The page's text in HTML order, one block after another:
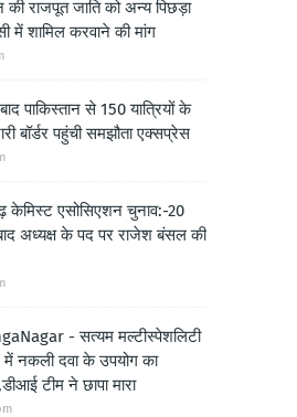
की राजपूत जाति को अन्य पिछड़ा
में शामिल करवाने की मांग
पाकिस्तान से 150 यात्रियों के
बॉर्डर पहुंची समझौता एक्सप्रेस
केमिस्ट एसोसिएशन चुनाव:-20
अध्यक्ष के पद पर राजेश बंसल की
- सत्यम मल्टीस्पेशलिटी
में नकली दवा के उपयोग का
टीम ने छापा मारा